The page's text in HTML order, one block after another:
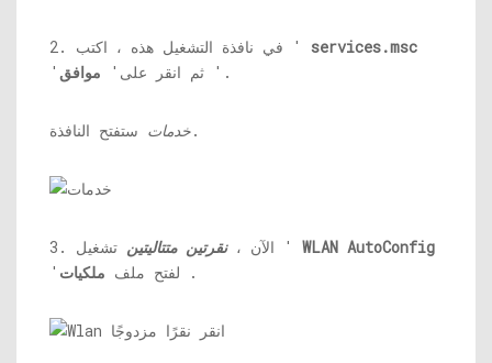
2. في نافذة التشغيل هذه ، اكتب ' services.msc
'ثم انقر على' موافق '.
خدماتستفتح النافذة.
3. الآن ،نقرتين متتاليتين تشغيل ' WLAN AutoConfig
'لفتح ملف ملكيات .